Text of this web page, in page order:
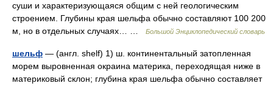
суши и характеризующаяся общим с ней геологическим
строением. Глубины края шельфа обычно составляют 100 200
м, но в отдельных случаях… …
Большой Энциклопедический словарь
шельф — (англ. shelf) 1) ш. континентальный затопленная
морем выровненная окраина материка, переходящая ниже в
материковый склон; глубина края шельфа обычно составляет